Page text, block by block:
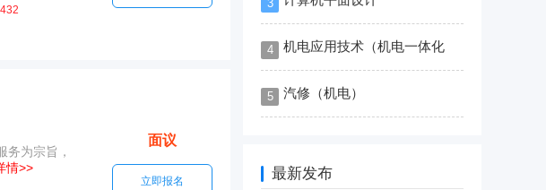
为宗旨，
情>>
面议
立即报名
3
4 机电应用技术（机电一体化
5 汽修（机电）
最新发布